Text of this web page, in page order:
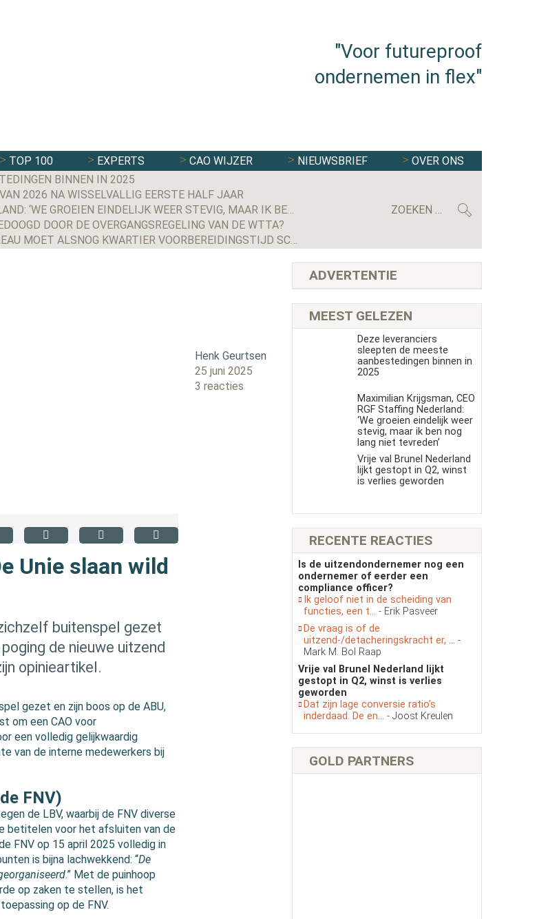
"Voor futureproof
ondernemen in flex"
TOP 100 EXPERTS CAO WIJZER NIEUWSBRIEF OVER ONS
BINNEN IN 2025
2026 NA WISSELVALLIG EERSTE HALF JAAR
MAXIMILIAN KRIJGSMAN, CEO RGF STAFFING NEDERLAND: ‘WE GROEIEN EINDELIJK WEER STEVIG, MAAR IK BEN NOG LANG NIET TEVREDEN’
DOOR DE OVERGANGSREGELING VAN DE WTTA?
GERECHTSHOF BEVESTIGT UITSPRAAK: UITZENDBUREAU MOET ALSNOG KWARTIER VOORBEREIDINGSTIJD SCHIPHOL-MEDEWERKER UITBETALEN
Henk Geurtsen
25 juni 2025
3 reacties
Unie slaan wild
buitenspel gezet
de nieuwe uitzend
opinieartikel.
gezet en zijn boos op de ABU,
om een CAO voor
een volledig gelijkwaardig
van de interne medewerkers bij
FNV)
de LBV, waarbij de FNV diverse
betitelen voor het afsluiten van de
FNV op 15 april 2025 volledig in
is bijna lachwekkend: “De
.” Met de puinhoop
op zaken te stellen, is het
op de FNV.
ADVERTENTIE
MEEST GELEZEN
Deze leveranciers
sleepten de meeste
aanbestedingen binnen in
2025
Maximilian Krijgsman, CEO
RGF Staffing Nederland:
‘We groeien eindelijk weer
stevig, maar ik ben nog
lang niet tevreden’
Vrije val Brunel Nederland
lijkt gestopt in Q2, winst
is verlies geworden
RECENTE REACTIES
Is de uitzendondernemer nog een
ondernemer of eerder een
compliance officer?
Ik geloof niet in de scheiding van
functies, een t... - Erik Pasveer
De vraag is of de
uitzend-/detacheringskracht er, ... -
Mark M. Bol Raap
Vrije val Brunel Nederland lijkt
gestopt in Q2, winst is verlies
geworden
Dat zijn lage conversie ratio’s
inderdaad. De en... - Joost Kreulen
GOLD PARTNERS